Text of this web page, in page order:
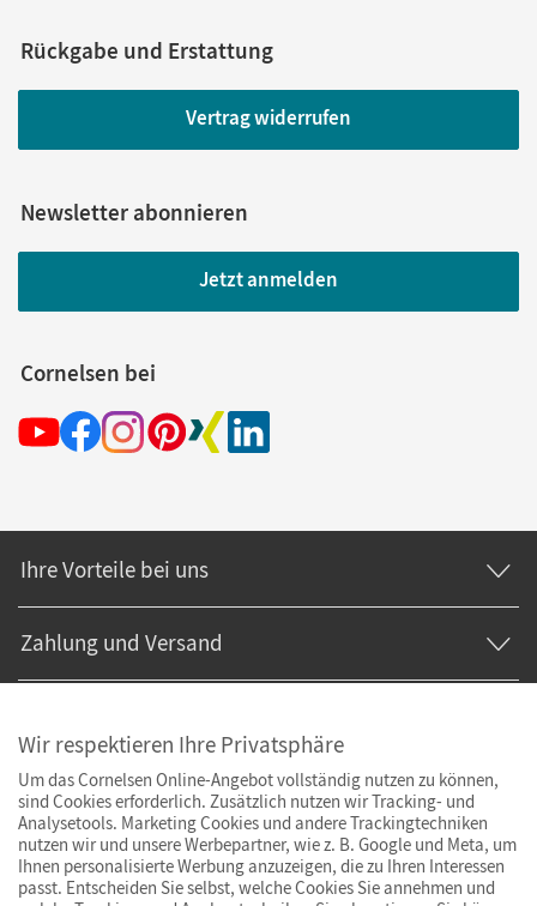
Rückgabe und Erstattung
Vertrag widerrufen
Newsletter abonnieren
Jetzt anmelden
Cornelsen bei
Ihre Vorteile bei uns
Zahlung und Versand
Wir respektieren Ihre Privatsphäre
Um das Cornelsen Online-Angebot vollständig nutzen zu können,
sind Cookies erforderlich. Zusätzlich nutzen wir Tracking- und
Analysetools. Marketing Cookies und andere Trackingtechniken
nutzen wir und unsere Werbepartner, wie z. B. Google und Meta, um
Ihnen personalisierte Werbung anzuzeigen, die zu Ihren Interessen
passt. Entscheiden Sie selbst, welche Cookies Sie annehmen und